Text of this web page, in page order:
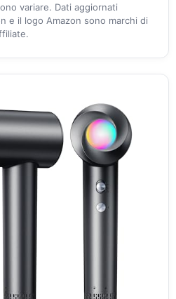
variare. Dati aggiornati
e il logo Amazon sono marchi di